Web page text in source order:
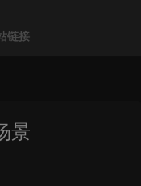
链接
景